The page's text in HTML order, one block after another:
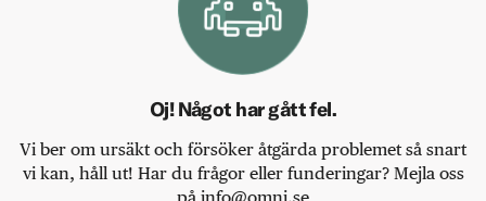
Oj! Något har gått fel.
Vi ber om ursäkt och försöker åtgärda problemet så snart
vi kan, håll ut! Har du frågor eller funderingar? Mejla oss